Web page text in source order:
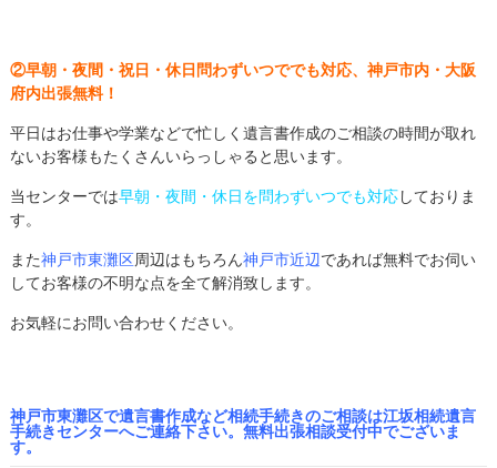
②早朝・夜間・祝日・休日問わずいつででも対応、神戸市内・大阪
府内出張無料！
平日はお仕事や学業などで忙しく遺言書作成のご相談の時間が取れ
ないお客様もたくさんいらっしゃると思います。
当センターでは早朝・夜間・休日を問わずいつでも対応しておりま
す。
また神戸市東灘区周辺はもちろん神戸市近辺 であれば無料でお伺い
してお客様の不明な点を全て解消致します。
お気軽にお問い合わせください。
神戸市東灘区で遺言書作成など相続手続きのご相談は江坂相続遺言
手続きセンターへご連絡下さい。無料出張相談受付中でございま
す。